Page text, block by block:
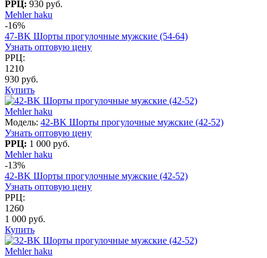
РРЦ: 930 руб.
Mehler haku
-16%
47-BK Шорты прогулочные мужские (54-64)
Узнать оптовую цену
РРЦ:
1210
930 руб.
Купить
Mehler haku
Модель: 42-BK Шорты прогулочные мужские (42-52)
Узнать оптовую цену
РРЦ: 1 000 руб.
Mehler haku
-13%
42-BK Шорты прогулочные мужские (42-52)
Узнать оптовую цену
РРЦ:
1260
1 000 руб.
Купить
Mehler haku